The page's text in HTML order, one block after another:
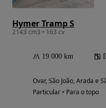
Hymer Tramp S
2143 cm3 • 163 cv
19 000 km
Ovar, São João, Arada e
Particular • Para o topo